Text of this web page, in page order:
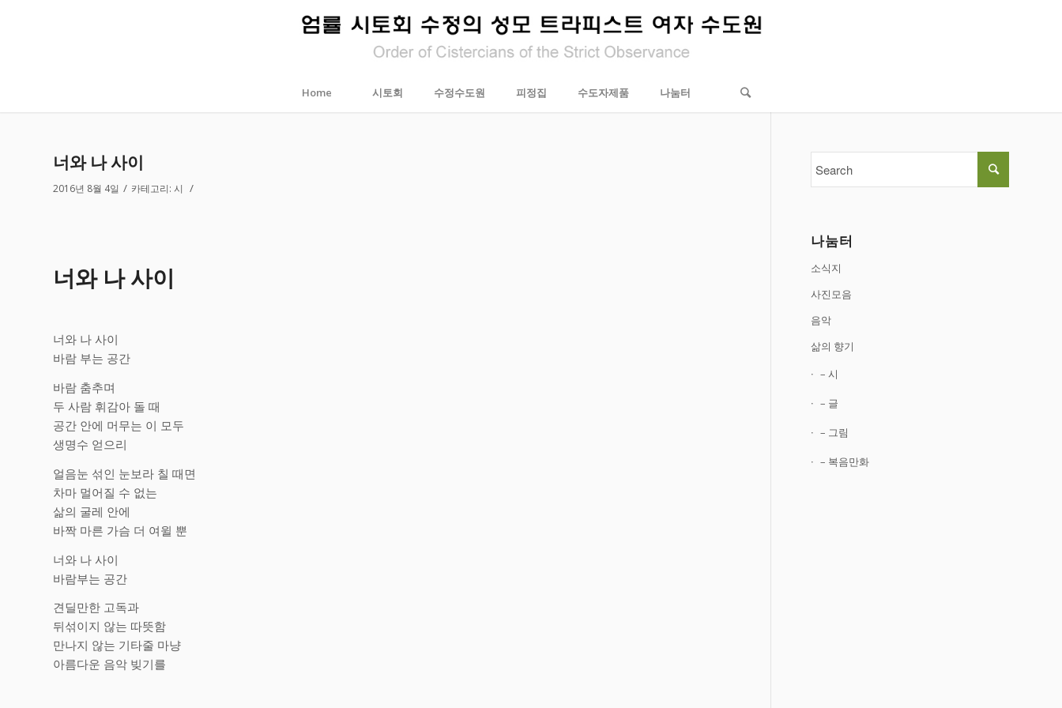
Home 시토회 수정수도원 피정집 수도자제품 나눔터
너와 나 사이
2016년 8월 4일 / 카테고리: 시 /
너와 나 사이
너와 나 사이
바람 부는 공간
바람 춤추며
두 사람 휘감아 돌 때
공간 안에 머무는 이 모두
생명수 얻으리
얼음눈 섞인 눈보라 칠 때면
차마 멀어질 수 없는
삶의 굴레 안에
바짝 마른 가슴 더 여윌 뿐
너와 나 사이
바람부는 공간
견딜만한 고독과
뒤섞이지 않는 따뜻함
만나지 않는 기타줄 마냥
아름다운 음악 빚기를
나눔터
소식지
사진모음
음악
삶의 향기
– 시
– 글
– 그림
– 복음만화